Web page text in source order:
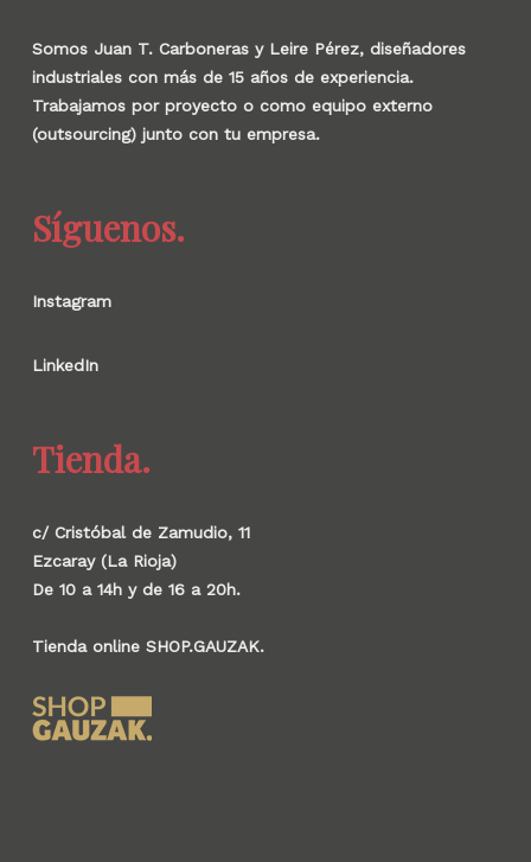
Somos Juan T. Carboneras y Leire Pérez, diseñadores
industriales con más de 15 años de experiencia.
Trabajamos por proyecto o como equipo externo
(outsourcing) junto con tu empresa.
Síguenos.
Instagram
LinkedIn
Tienda.
c/ Cristóbal de Zamudio, 11
Ezcaray (La Rioja)
De 10 a 14h y de 16 a 20h.
Tienda online SHOP.GAUZAK.